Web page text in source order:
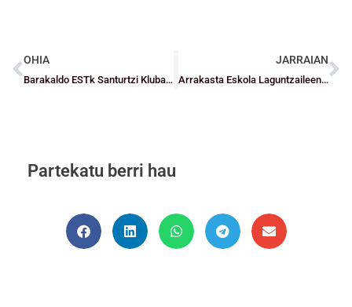
OHIA
Barakaldo ESTk Santurtzi Kluba omenduko du bere 30. Urteurrenean
JARRAIAN
Arrakasta Eskola Laguntzaileen formakuntza jardunaldietan
Partekatu berri hau